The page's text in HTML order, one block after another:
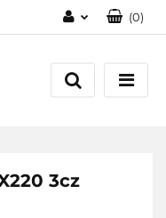
Zarejestruj się
(0)
3cz